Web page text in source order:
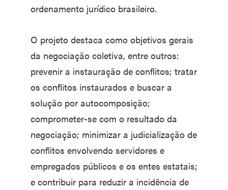
ordenamento jurídico brasileiro.
O projeto destaca como objetivos gerais
da negociação coletiva, entre outros:
prevenir a instauração de conflitos; tratar
os conflitos instaurados e buscar a
solução por autocomposição;
comprometer-se com o resultado da
negociação; minimizar a judicialização de
conflitos envolvendo servidores e
empregados públicos e os entes estatais;
e contribuir para reduzir a incidência de